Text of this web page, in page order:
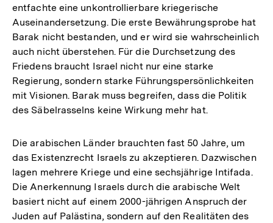
entfachte eine unkontrollierbare kriegerische
Auseinandersetzung. Die erste Bewährungsprobe hat
Barak nicht bestanden, und er wird sie wahrscheinlich
auch nicht überstehen. Für die Durchsetzung des
Friedens braucht Israel nicht nur eine starke
Regierung, sondern starke Führungspersönlichkeiten
mit Visionen. Barak muss begreifen, dass die Politik
des Säbelrasselns keine Wirkung mehr hat.
Die arabischen Länder brauchten fast 50 Jahre, um
das Existenzrecht Israels zu akzeptieren. Dazwischen
lagen mehrere Kriege und eine sechsjährige Intifada.
Die Anerkennung Israels durch die arabische Welt
basiert nicht auf einem 2000-jährigen Anspruch der
Juden auf Palästina, sondern auf den Realitäten des